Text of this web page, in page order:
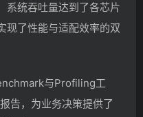
系统吞吐量达到了各芯片
现了性能与适配效率的双
与Profiling工
告，为业务决策提供了